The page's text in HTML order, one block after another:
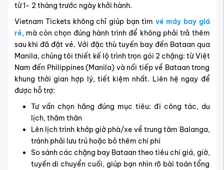
từ 1- 2 tháng trước ngày khởi hành.
Vietnam Tickets không chỉ giúp bạn tìm vé máy bay giá
rẻ, mà còn chọn đúng hành trình để không phải trả thêm
sau khi đã đặt vé. Với đặc thù tuyến bay đến Bataan qua
Manila, chúng tôi thiết kế lộ trình trọn gói 2 chặng: từ Việt
Nam đến Philippines (Manila) và nối tiếp về Bataan trong
khung thời gian hợp lý, tiết kiệm nhất. Liên hệ ngay để
được hỗ trợ:
Tư vấn chọn hãng đúng mục tiêu: đi công tác, du
lịch, thăm thân
Lên lịch trình khớp giờ phà/xe về trung tâm Balanga,
tránh phải lưu trú hoặc bỏ thêm chi phí
So sánh các chặng bay Bataan theo tiêu chí giá, giờ,
tuyến di chuyển cuối, giúp bạn nhìn rõ bài toán tổng